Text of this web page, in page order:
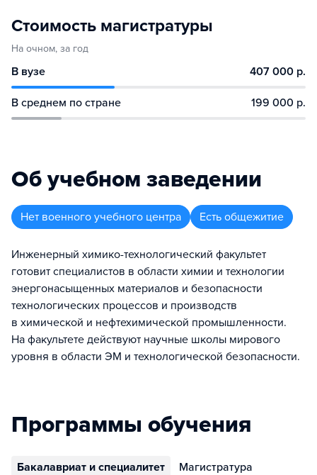
Стоимость магистратуры
На очном, за год
В вузе 407 000 р.
В среднем по стране 199 000 р.
Об учебном заведении
Нет военного учебного центра Есть общежитие
Инженерный химико-технологический факультет
готовит специалистов в области химии и технологии
энергонасыщенных материалов и безопасности
технологических процессов и производств
в химической и нефтехимической промышленности.
На факультете действуют научные школы мирового
уровня в области ЭМ и технологической безопасности.
Программы обучения
Бакалавриат и специалитет Магистратура